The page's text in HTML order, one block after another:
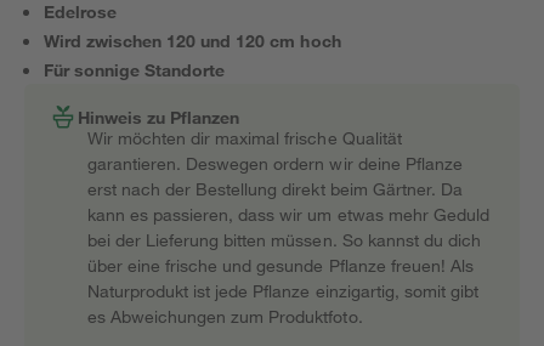
Edelrose
Wird zwischen 120 und 120 cm hoch
Für sonnige Standorte
Hinweis zu Pflanzen
Wir möchten dir maximal frische Qualität
garantieren. Deswegen ordern wir deine Pflanze
erst nach der Bestellung direkt beim Gärtner. Da
kann es passieren, dass wir um etwas mehr Geduld
bei der Lieferung bitten müssen. So kannst du dich
über eine frische und gesunde Pflanze freuen! Als
Naturprodukt ist jede Pflanze einzigartig, somit gibt
es Abweichungen zum Produktfoto.